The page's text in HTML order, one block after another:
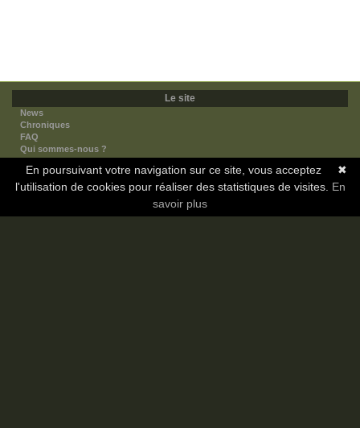
Le site
News
Chroniques
FAQ
Qui sommes-nous ?
Nos partenaires
Faites-nous connaitre
Nous contacter
✖
En poursuivant votre navigation sur ce site, vous acceptez
l'utilisation de cookies pour réaliser des statistiques de visites. En
savoir plus